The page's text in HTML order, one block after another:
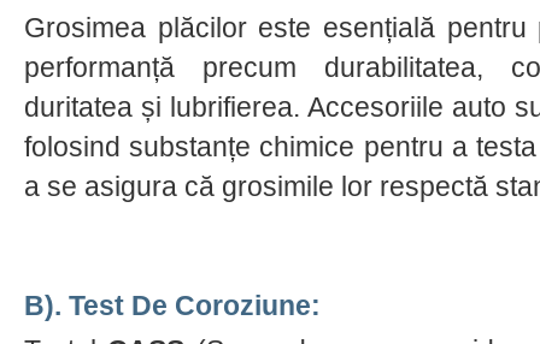
Grosimea plăcilor este esențială pentru
performanță precum durabilitatea,
duritatea și lubrifierea. Accesoriile auto
folosind substanțe chimice pentru a
a se asigura că grosimile lor respectă
B). Test De Coroziune: